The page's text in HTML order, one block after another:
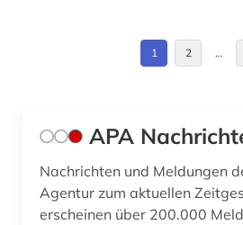
forstwissenschaft (1)
fußball (2)
1 2 …
APA
Nachrichten und Meldungen
Agentur zum aktuellen
erscheinen über 200.000